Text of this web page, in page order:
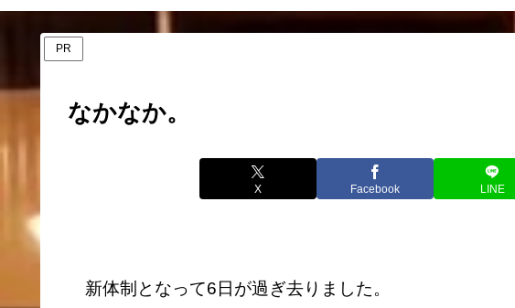
PR
なかなか。
X Facebook LINE
新体制となって6日が過ぎ去りました。